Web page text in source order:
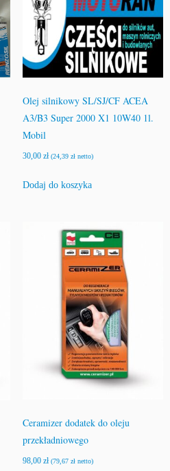
Olej silnikowy SL/SJ/CF ACEA
A3/B3 Super 2000 X1 10W40 1l.
Mobil
30,00 zł (24,39 złnetto)
Dodaj do koszyka
Ceramizer dodatek do oleju
przekładniowego
98,00 zł (79,67 złnetto)